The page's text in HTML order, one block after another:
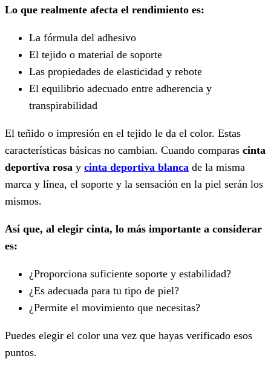
Lo que realmente afecta el rendimiento es:
La fórmula del adhesivo
El tejido o material de soporte
Las propiedades de elasticidad y rebote
El equilibrio adecuado entre adherencia y
transpirabilidad
El teñido o impresión en el tejido le da el color. Estas
características básicas no cambian. Cuando comparas cinta
deportiva rosa y cinta deportiva blanca de la misma
marca y línea, el soporte y la sensación en la piel serán los
mismos.
Así que, al elegir cinta, lo más importante a considerar
es:
¿Proporciona suficiente soporte y estabilidad?
¿Es adecuada para tu tipo de piel?
¿Permite el movimiento que necesitas?
Puedes elegir el color una vez que hayas verificado esos
puntos.